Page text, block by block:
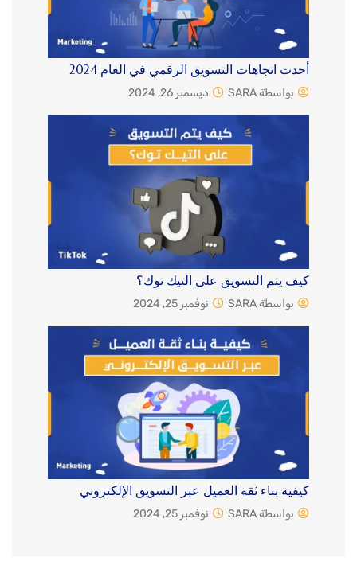
أحدث اتجاهات التسويق الرقمي في العام 2024
بواسطة SARA ديسمبر 26, 2024
كيف يتم التسويق على التيك توك؟
بواسطة SARA نوفمبر 25, 2024
كيفية بناء ثقة العميل عبر التسويق الإلكتروني
بواسطة SARA نوفمبر 25, 2024